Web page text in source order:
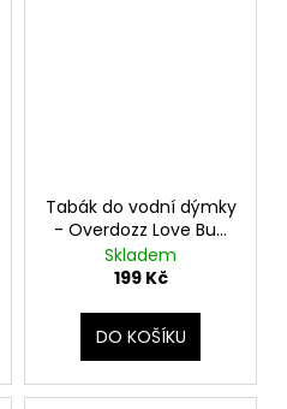
Tabák do vodní dýmky
- Overdozz Love Bug
50g
Skladem
199 Kč
DO KOŠÍKU